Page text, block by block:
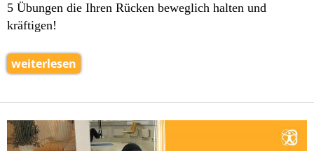
5 Übungen die Ihren Rücken beweglich halten und
kräftigen!
weiterlesen